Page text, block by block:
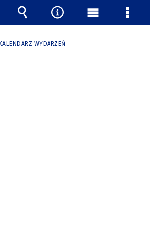
WYDARZEŃ
Wyszukiwarka
Narzędzia
Menu Menu